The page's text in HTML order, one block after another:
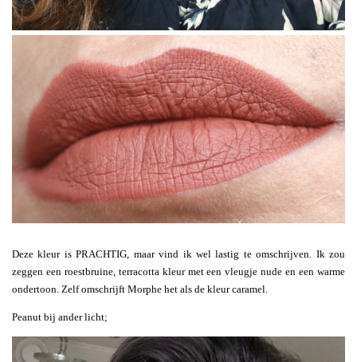
Deze kleur is PRACHTIG, maar vind ik wel lastig te omschrijven. Ik zou
zeggen een roestbruine, terracotta kleur met een vleugje nude en een warme
ondertoon. Zelf omschrijft Morphe het als de kleur caramel.
Peanut bij ander licht;